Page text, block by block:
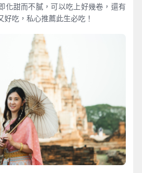
化甜而不膩，可以吃上好幾卷，還有
好吃，私心推薦此生必吃！